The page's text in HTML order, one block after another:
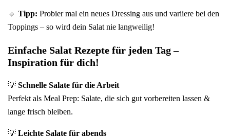
🔹 Tipp: Probier mal ein neues Dressing aus und variiere bei den
Toppings – so wird dein Salat nie langweilig!
Einfache Salat Rezepte für jeden Tag –
Inspiration für dich!
💡 Schnelle Salate für die Arbeit
Perfekt als Meal Prep: Salate, die sich gut vorbereiten lassen &
lange frisch bleiben.
💡 Leichte Salate für abends